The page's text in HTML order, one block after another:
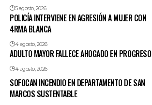
5 agosto, 2026
POLICÍA INTERVIENE EN AGRESIÓN A MUJER CON
4RMA BLANCA
4 agosto, 2026
ADULTO MAYOR FALLECE AHOGADO EN PROGRESO
4 agosto, 2026
SOFOCAN INCENDIO EN DEPARTAMENTO DE SAN
MARCOS SUSTENTABLE